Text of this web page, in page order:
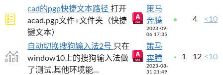
cad的pgp快捷文本路径 打开
acad.pgp文件+文件夹（快捷
键文本）
策马
奔腾
2023-09-
06 17:35
4 <10
自动切换搜狗输入法2号 只在
window10上的搜狗输入法做
了测试,其他环境能...
策马
奔腾
2023-08-
31 21:49
1 12 <10